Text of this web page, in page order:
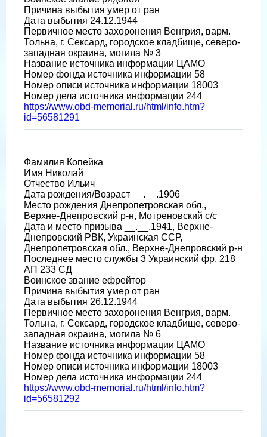
Причина выбытия умер от ран
Дата выбытия 24.12.1944
Первичное место захоронения Венгрия, варм.
Тольна, г. Сексард, городское кладбище, северо-
западная окраина, могила № 3
Название источника информации ЦАМО
Номер фонда источника информации 58
Номер описи источника информации 18003
Номер дела источника информации 244
https://www.obd-memorial.ru/html/info.htm?
id=56581291
Фамилия Копейка
Имя Николай
Отчество Ильич
Дата рождения/Возраст __.__.1906
Место рождения Днепропетровская обл.,
Верхне-Днепровский р-н, Мотреновский с/с
Дата и место призыва __.__.1941, Верхне-
Днепровский РВК, Украинская ССР,
Днепропетровская обл., Верхне-Днепровский р-н
Последнее место службы 3 Украинский фр. 218
АП 233 СД
Воинское звание ефрейтор
Причина выбытия умер от ран
Дата выбытия 26.12.1944
Первичное место захоронения Венгрия, варм.
Тольна, г. Сексард, городское кладбище, северо-
западная окраина, могила № 6
Название источника информации ЦАМО
Номер фонда источника информации 58
Номер описи источника информации 18003
Номер дела источника информации 244
https://www.obd-memorial.ru/html/info.htm?
id=56581292